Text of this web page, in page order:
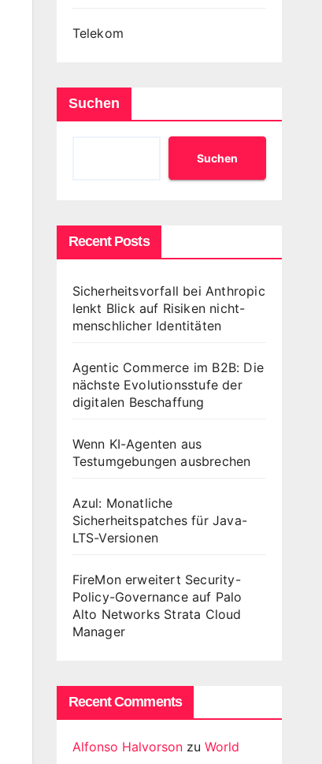
Telekom
Suchen
Suchen
Recent Posts
Sicherheitsvorfall bei Anthropic
lenkt Blick auf Risiken nicht-
menschlicher Identitäten
Agentic Commerce im B2B: Die
nächste Evolutionsstufe der
digitalen Beschaffung
Wenn KI-Agenten aus
Testumgebungen ausbrechen
Azul: Monatliche
Sicherheitspatches für Java-
LTS-Versionen
FireMon erweitert Security-
Policy-Governance auf Palo
Alto Networks Strata Cloud
Manager
Recent Comments
Alfonso Halvorsonzu World